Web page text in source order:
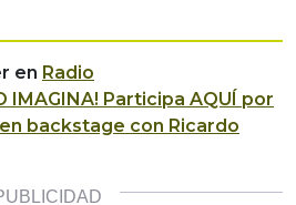
en Radio
IMAGINA! Participa AQUÍ por
backstage con Ricardo